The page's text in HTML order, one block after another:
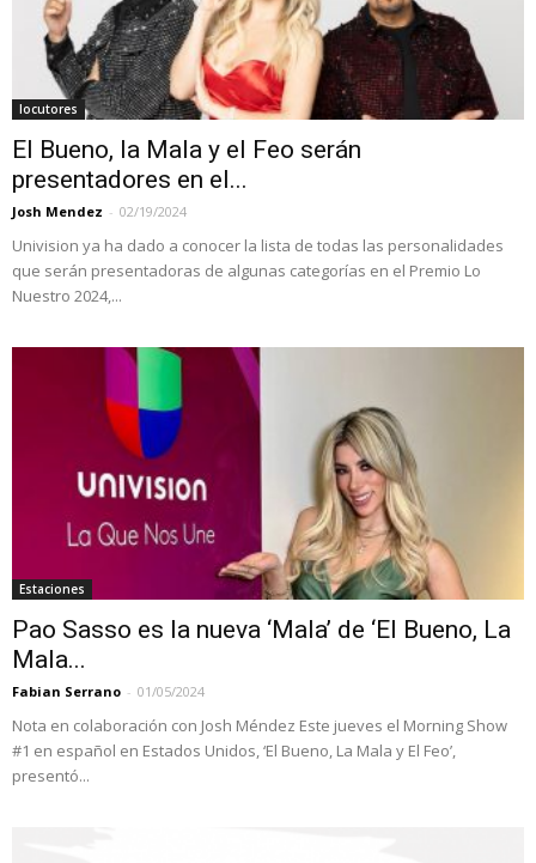
locutores
El Bueno, la Mala y el Feo serán
presentadores en el...
Josh Mendez - 02/19/2024
Univision ya ha dado a conocer la lista de todas las personalidades
que serán presentadoras de algunas categorías en el Premio Lo
Nuestro 2024,...
Estaciones
Pao Sasso es la nueva ‘Mala’ de ‘El Bueno, La
Mala...
Fabian Serrano - 01/05/2024
Nota en colaboración con Josh Méndez Este jueves el Morning Show
#1 en español en Estados Unidos, ‘El Bueno, La Mala y El Feo’,
presentó...